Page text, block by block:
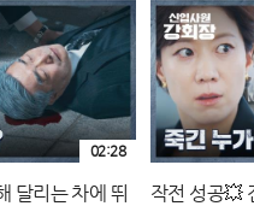
달리는 차에 뛰
02:28
작전 성공💥